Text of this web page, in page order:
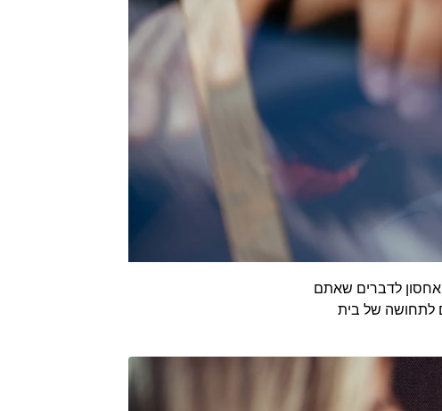
אחסון לדברים שאתם
לתחושה של בית